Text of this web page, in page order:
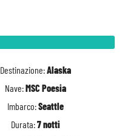
Destinazione:Alaska
Nave:MSC Poesia
Imbarco:Seattle
Durata:7 notti